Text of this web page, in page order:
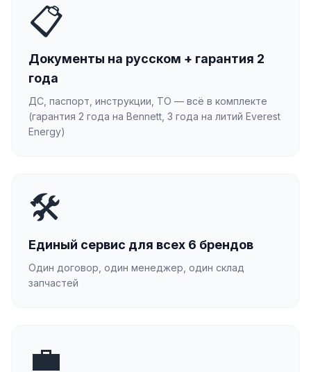
📋
Документы на русском + гарантия 2
года
ДС, паспорт, инструкции, ТО — всё в комплекте
(гарантия 2 года на Bennett, 3 года на литий Everest
Energy)
🛠
Единый сервис для всех 6 брендов
Один договор, один менеджер, один склад
запчастей
💼